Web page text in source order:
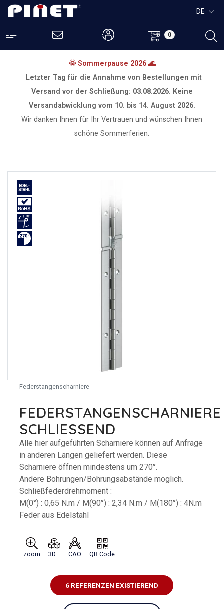
0
DE
🌞 Sommerpause 2026 🌊
Letzter Tag für die Annahme von Bestellungen mit
Versand vor der Schließung: 03.08.2026. Keine
Versandabwicklung vom 10. bis 14. August 2026.
Wir danken Ihnen für Ihr Vertrauen und wünschen Ihnen
schöne Sommerferien.
Federstangenscharniere
FEDERSTANGENSCHARNIERE
SCHLIESSEND
Alle hier aufgeführten Scharniere können auf Anfrage
in anderen Längen geliefert werden. Diese
Scharniere öffnen mindestens um 270°.
Andere Bohrungen/Bohrungsabstände möglich.
Schließfederdrehmoment :
M(0°) : 0,65 N.m / M(90°) : 2,34 N.m / M(180°) : 4N.m
Feder aus Edelstahl
zoom 3D CAO QR Code
6 REFERENZEN EXISTIEREND